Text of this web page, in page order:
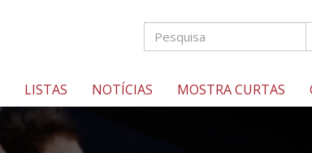
LISTAS NOTÍCIAS MOSTRA CURTAS